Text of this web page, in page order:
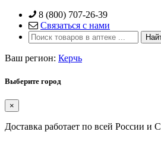
Skip
content
8 (800) 707-26-39
Связаться с нами
Ваш регион: Керчь
Выберите город
×
Доставка работает по всей России